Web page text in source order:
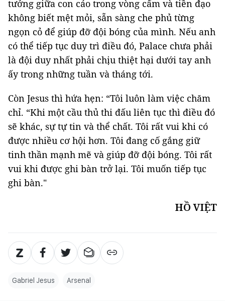
tưởng giữa con cáo trong vòng cấm và tiền đạo
không biết mệt mỏi, sẵn sàng che phủ từng
ngọn cỏ để giúp đỡ đội bóng của mình. Nếu anh
có thể tiếp tục duy trì điều đó, Palace chưa phải
là đội duy nhất phải chịu thiệt hại dưới tay anh
ấy trong những tuần và tháng tới.
Còn Jesus thì hứa hẹn: “Tôi luôn làm việc chăm
chỉ. “Khi một cầu thủ thi đấu liên tục thì điều đó
sẽ khác, sự tự tin và thể chất. Tôi rất vui khi có
được nhiều cơ hội hơn. Tôi đang cố gắng giữ
tinh thần mạnh mẽ và giúp đỡ đội bóng. Tôi rất
vui khi được ghi bàn trở lại. Tôi muốn tiếp tục
ghi bàn."
HỒ VIỆT
Gabriel Jesus Arsenal